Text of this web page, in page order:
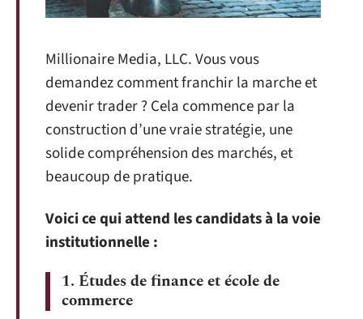
Millionaire Media, LLC. Vous vous
demandez comment franchir la marche et
devenir trader ? Cela commence par la
construction d’une vraie stratégie, une
solide compréhension des marchés, et
beaucoup de pratique.
Voici ce qui attend les candidats à la voie
institutionnelle :
1. Études de finance et école de
commerce